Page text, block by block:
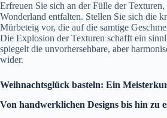
Erfreuen Sie sich an der Fülle der
Wonderland entfalten. Stellen Sie sich die
Mürbeteig vor, die auf die samtige
Die Explosion der Texturen schafft ein
spiegelt die unvorhersehbare, aber
wider.
Weihnachtsglück basteln: Ein
Von handwerklichen Designs bis hin zu